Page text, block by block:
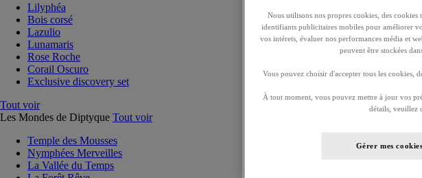
Lilyphéa
Bois corsé
Lazulio
Lunamaris
Rose Roche
Corail Oscuro
Exclusive discovery set
Tout voir
Les Mondes de Diptyque Tout voir
Temple des Mousses
Nymphées Merveilles
La Vallée du Temps
Nous utilisons nos propres cookies, des cookies
identifiants publicitaires mobiles pour améliorer
vos intérets, évaluer nos performances média et
peuvent être stockées
Vous pouvez choisir d'accepter tous les cookies,
À tout moment, vous pouvez mettre à jour vos
détails, veuillez
Gérer mes cookies